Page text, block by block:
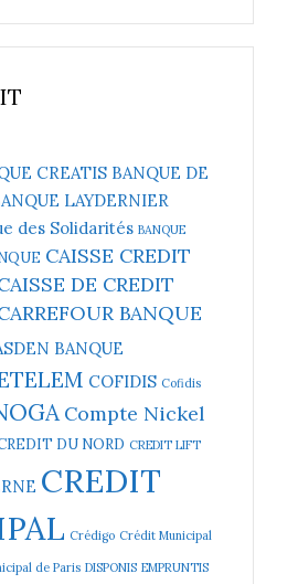
CREATIS BANQUE DE
LAYDERNIER
des Solidarités BANQUE
CAISSE CREDIT
DE CREDIT
BANQUE
BANQUE
COFIDIS Cofidis
Compte Nickel
DU NORD CREDIT LIFT
CREDIT
Crédigo Crédit Municipal
de Paris DISPONIS EMPRUNTIS